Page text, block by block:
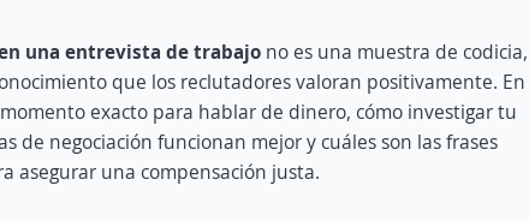
una entrevista de trabajo no es una muestra de codicia,
que los reclutadores valoran positivamente. En
exacto para hablar de dinero, cómo investigar tu
de negociación funcionan mejor y cuáles son las frases
asegurar una compensación justa.